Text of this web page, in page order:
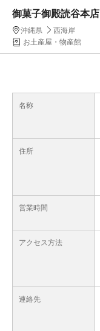
御菓子御殿読谷本店
沖縄県
西海岸
お土産屋・物産館
名称
住所
営業時間
アクセス方法
連絡先